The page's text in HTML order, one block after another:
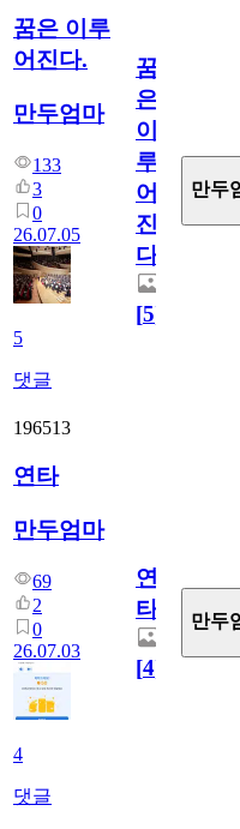
꿈은 이루
어진다.
만두엄마
133
3
0
26.07.05
5
댓글
꿈
은
이
루
어
진
다.
[5]
만두
196513
연타
만두엄마
69
2
0
26.07.03
4
댓글
연
타
[4]
만두